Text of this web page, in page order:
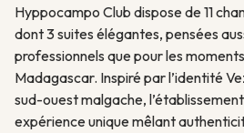
Hyppocampo Club dispose de 11
dont 3 suites élégantes, pensées
professionnels que pour les
Madagascar. Inspiré par l’identité
sud-ouest malgache,
expérience unique mêlant